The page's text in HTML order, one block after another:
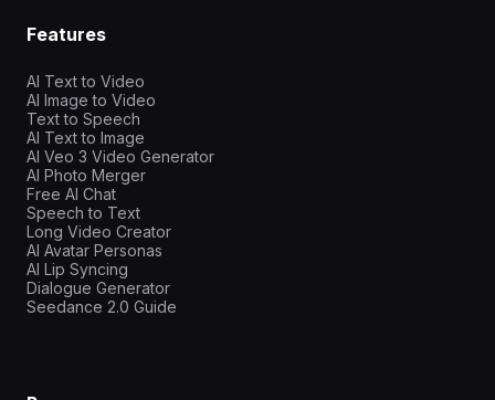
Features
AI Text to Video
AI Image to Video
Text to Speech
AI Text to Image
AI Veo 3 Video Generator
AI Photo Merger
Free AI Chat
Speech to Text
Long Video Creator
AI Avatar Personas
AI Lip Syncing
Dialogue Generator
Seedance 2.0 Guide